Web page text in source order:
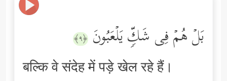
بَلۡ هُمۡ فِی شَكࣲّ یَلۡعَبُونَ ﴿٩﴾
बल्कि वे संदेह में पड़े खेल रहे हैं।